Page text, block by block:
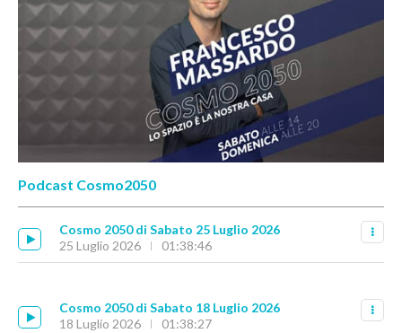
Podcast Cosmo2050
Cosmo 2050 di Sabato 25 Luglio 2026
25 Luglio 2026
01:38:46
Cosmo 2050 di Sabato 18 Luglio 2026
18 Luglio 2026
01:38:27